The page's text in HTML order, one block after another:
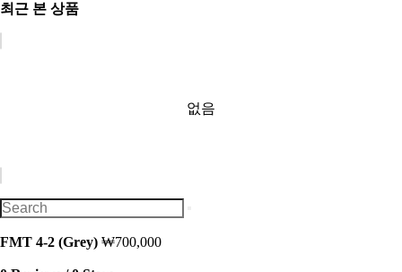
최근 본 상품
없음
FMT 4-2 (Grey) ₩700,000